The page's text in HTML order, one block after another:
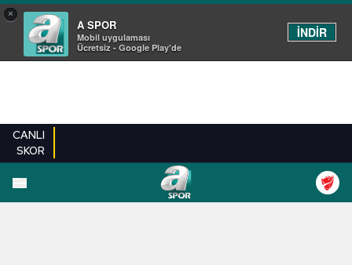
×
A SPOR
Mobil uygulaması
Ücretsiz - Google Play'de
İNDİR
CANLI
SKOR